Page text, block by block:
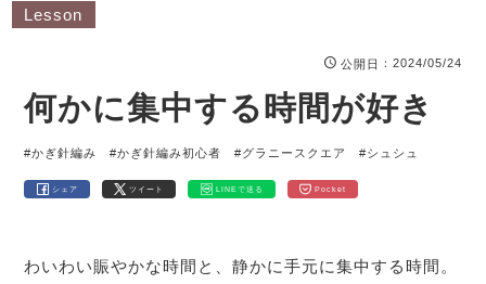
Lesson
公開日 ：2024/05/24
何かに集中する時間が好き
#かぎ針編み #かぎ針編み初心者 #グラニースクエア #シュシュ
シェア ツイート LINEで送る Pocket
わいわい賑やかな時間と、静かに手元に集中する時間。